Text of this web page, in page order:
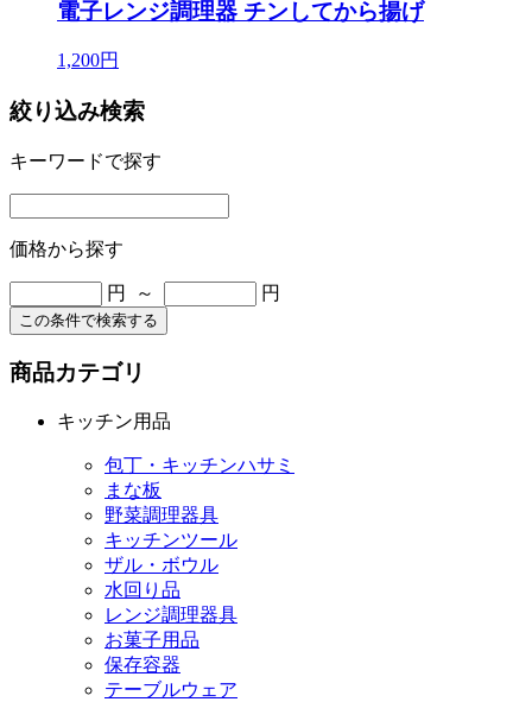
電子レンジ調理器 チンしてから揚げ
1,200円
絞り込み検索
キーワードで探す
価格から探す
円 ～ 円
この条件で検索する
商品カテゴリ
キッチン用品
包丁・キッチンハサミ
まな板
野菜調理器具
キッチンツール
ザル・ボウル
水回り品
レンジ調理器具
お菓子用品
保存容器
テーブルウェア